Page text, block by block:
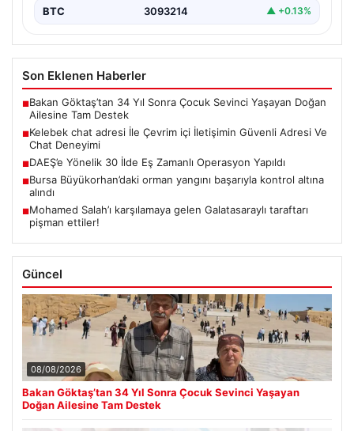
BTC 3093214 ▲ +0.13%
Son Eklenen Haberler
■Bakan Göktaş’tan 34 Yıl Sonra Çocuk Sevinci Yaşayan Doğan
Ailesine Tam Destek
■Kelebek chat adresi İle Çevrim içi İletişimin Güvenli Adresi Ve
Chat Deneyimi
■DAEŞ’e Yönelik 30 İlde Eş Zamanlı Operasyon Yapıldı
■Bursa Büyükorhan’daki orman yangını başarıyla kontrol altına
alındı
■Mohamed Salah’ı karşılamaya gelen Galatasaraylı taraftarı
pişman ettiler!
Güncel
08/08/2026
Bakan Göktaş’tan 34 Yıl Sonra Çocuk Sevinci Yaşayan
Doğan Ailesine Tam Destek